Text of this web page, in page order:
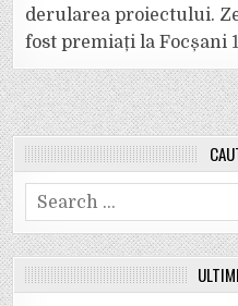
derularea proiectului.
fost premiați la Focșani
Search
for: